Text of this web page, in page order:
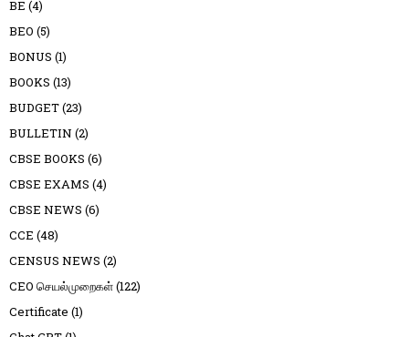
BE (4)
BEO (5)
BONUS (1)
BOOKS (13)
BUDGET(23)
BULLETIN (2)
CBSE BOOKS (6)
CBSE EXAMS (4)
CBSE NEWS (6)
CCE (48)
CENSUS NEWS (2)
CEO செயல்முறைகள்(122)
Certificate (1)